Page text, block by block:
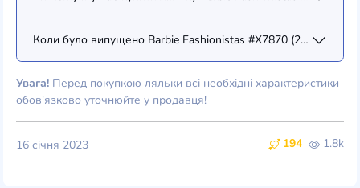
Коли було випущено Barbie Fashionistas #X7870 (2013)
Увага! Перед покупкою ляльки всі необхідні характеристики
обов'язково уточнюйте у продавця!
194 1.8k
16 січня 2023